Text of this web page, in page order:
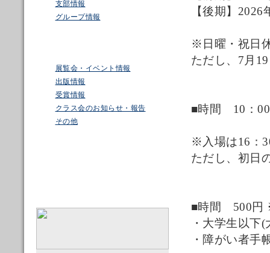
【後期】
※日曜・祝日
ただし、7月
■時間 10：00
※入場は16：
ただし、初日
■時間 500円
・大学生以下
・障がい者手
支部情報
グループ情報
展覧会・イベント情報
出版情報
受賞情報
クラス会のお知らせ・報告
その他